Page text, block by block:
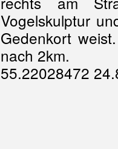
Vogelskulptur
Gedenkort
nach 2km.
55.22028472